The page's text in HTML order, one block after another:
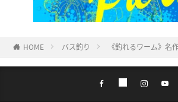
HOME バス釣り 《釣れるワーム》名